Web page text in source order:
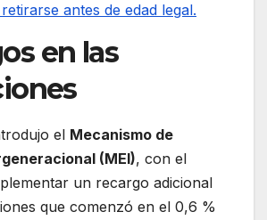
antes de edad legal.
en las
el Mecanismo de
(MEI), con el
un recargo adicional
que comenzó en el 0,6 %